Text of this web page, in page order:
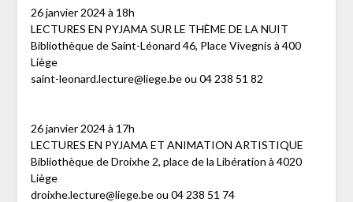
26 janvier 2024 à 18h
LECTURES EN PYJAMA SUR LE THÈME DE LA NUIT
Bibliothèque de Saint-Léonard 46, Place Vivegnis à 400
Liège
saint-leonard.lecture@liege.be ou 04 238 51 82
26 janvier 2024 à 17h
LECTURES EN PYJAMA ET ANIMATION ARTISTIQUE
Bibliothèque de Droixhe 2, place de la Libération à 4020
Liège
droixhe.lecture@liege.be ou 04 238 51 74